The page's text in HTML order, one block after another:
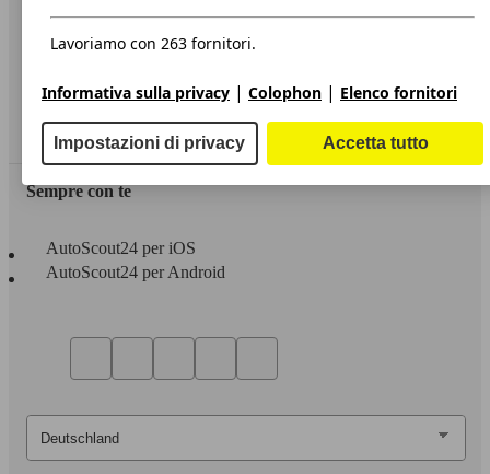
Privacy
Dichiarazione di Accessibilità
Servizi
Area rivenditori
Sempre con te
AutoScout24 per iOS
AutoScout24 per Android
Lavoriamo con 263 fornitori.
Informativa sulla privacy | Colophon | Elenco fornitori
Impostazioni di privacy Accetta tutto